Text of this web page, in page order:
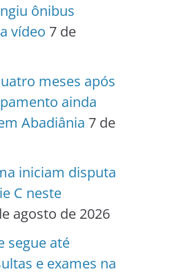
ônibus
vídeo 7 de
meses após
ainda
Abadiânia 7 de
iniciam disputa
C neste
agosto de 2026
segue até
e exames na